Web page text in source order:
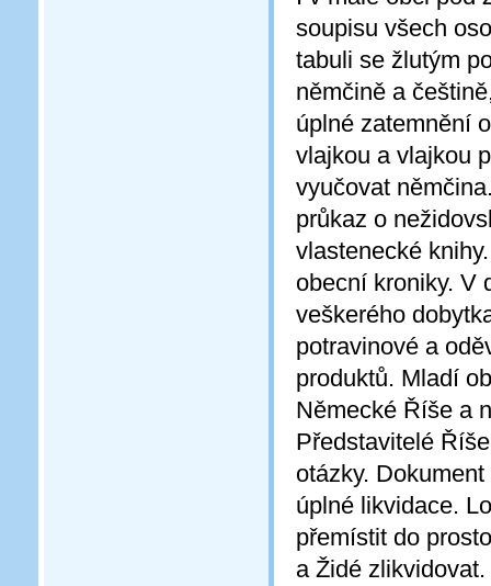
soupisu všech
tabuli se žlutým
němčině a
úplné zatemnění
vlajkou a vlajkou
vyučovat
průkaz o
vlastenecké
obecní kroniky. V
veškerého
potravinové a
produktů. Mladí
Německé Říše a
Představitelé
otázky.
úplné likvidace.
přemístit do
a Židé